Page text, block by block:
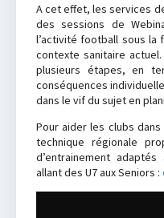
A cet effet, les services
des sessions de
l’activité football sous la
contexte sanitaire
plusieurs étapes, en
conséquences
dans le vif du sujet en
Pour aider les clubs
technique régionale
d’entrainement
allant des U7 aux Seniors :